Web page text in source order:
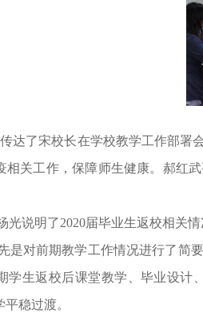
达了宋校长在学校教学工作部署
相关工作，保障师生健康。郝红
光说明了2020届毕业生返校相关
是对前期教学工作情况进行了简
学生返校后课堂教学、毕业设
稳过渡。